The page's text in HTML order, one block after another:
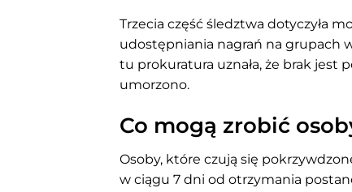
Trzecia część śledztwa dotyczyła
udostępniania nagrań na grupach
tu prokuratura uznała, że brak
umorzono.
Co mogą zrobić
Osoby, które czują się
w ciągu 7 dni od otrzymania